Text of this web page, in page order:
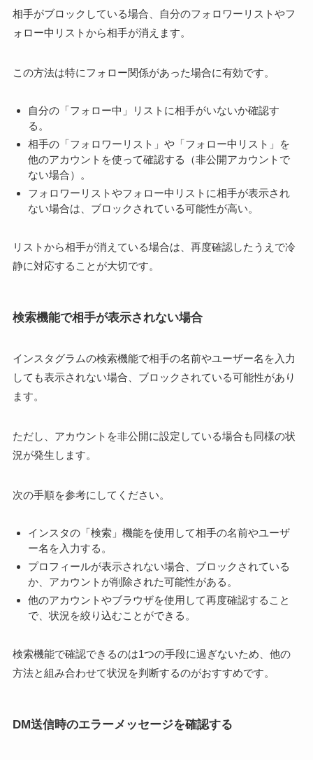
相手がブロックしている場合、自分のフォロワーリストやフ
ォロー中リストから相手が消えます。
この方法は特にフォロー関係があった場合に有効です。
自分の「フォロー中」リストに相手がいないか確認す
る。
相手の「フォロワーリスト」や「フォロー中リスト」を
他のアカウントを使って確認する（非公開アカウントで
ない場合）。
フォロワーリストやフォロー中リストに相手が表示され
ない場合は、ブロックされている可能性が高い。
リストから相手が消えている場合は、再度確認したうえで冷
静に対応することが大切です。
検索機能で相手が表示されない場合
インスタグラムの検索機能で相手の名前やユーザー名を入力
しても表示されない場合、ブロックされている可能性があり
ます。
ただし、アカウントを非公開に設定している場合も同様の状
況が発生します。
次の手順を参考にしてください。
インスタの「検索」機能を使用して相手の名前やユーザ
ー名を入力する。
プロフィールが表示されない場合、ブロックされている
か、アカウントが削除された可能性がある。
他のアカウントやブラウザを使用して再度確認すること
で、状況を絞り込むことができる。
検索機能で確認できるのは1つの手段に過ぎないため、他の
方法と組み合わせて状況を判断するのがおすすめです。
DM送信時のエラーメッセージを確認する